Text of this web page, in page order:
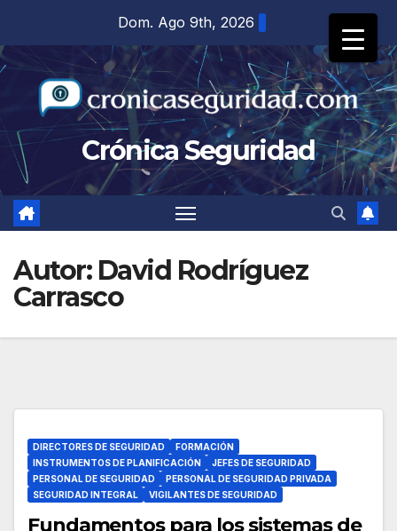
contenido
Dom. Ago 9th, 2026
Crónica Seguridad
Autor: David Rodríguez
Carrasco
DIRECTORES DE SEGURIDAD
FORMACIÓN
INSTRUMENTOS DE PLANIFICACIÓN
JEFES DE SEGURIDAD
PERSONAL DE SEGURIDAD
PERSONAL DE SEGURIDAD PRIVADA
SEGURIDAD INTEGRAL
VIGILANTES DE SEGURIDAD
Fundamentos para los sistemas de